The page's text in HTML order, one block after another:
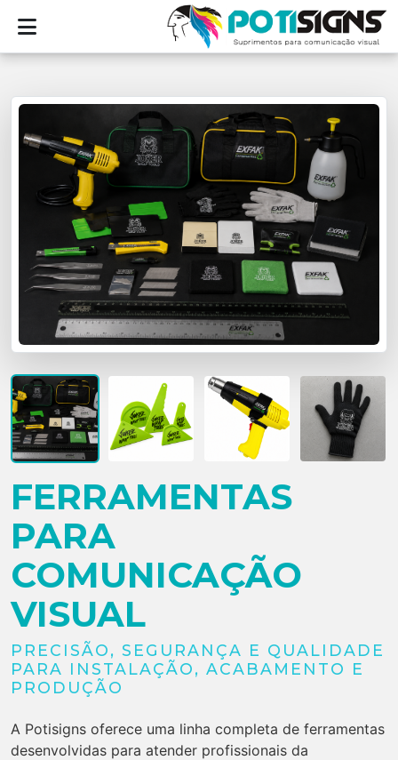
FERRAMENTAS
PARA
COMUNICAÇÃO
VISUAL
PRECISÃO, SEGURANÇA E QUALIDADE
PARA INSTALAÇÃO, ACABAMENTO E
PRODUÇÃO
A Potisigns oferece uma linha completa de ferramentas
desenvolvidas para atender profissionais da